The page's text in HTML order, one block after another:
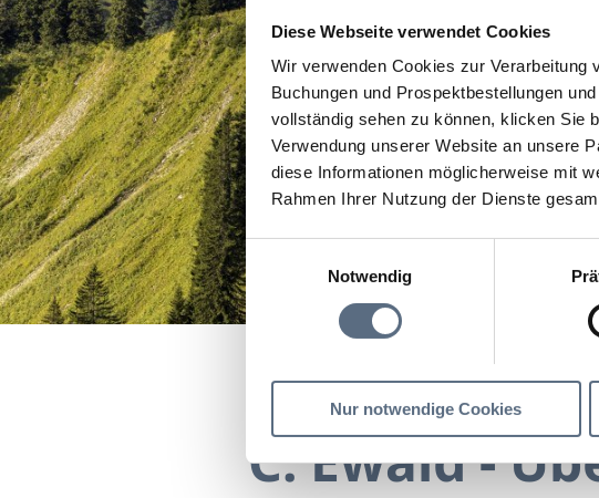
Diese Webseite verwendet Cookies
Wir verwenden Cookies zur Verarbeitung
Buchungen und Prospektbestellungen
vollständig sehen zu können, klicken Sie
Verwendung unserer Website an unsere
diese Informationen möglicherweise mit
Rahmen Ihrer Nutzung der Dienste
Einwilligungsauswahl
Notwendig
Nur notwendige Cookies
C. Ewald -